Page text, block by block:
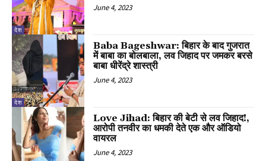
देश
June 4, 2023
देश
Baba Bageshwar: बिहार के बाद गुजरात
में बाबा का बोलबाला, लव जिहाद पर जमकर बरसे
बाबा धीरेंद्रे शास्त्री
June 4, 2023
Love Jihad: बिहार की बेटी से लव जिहाद!,
आरोपी तनवीर का धमकी देते एक और ऑडियो
वायरल
June 4, 2023